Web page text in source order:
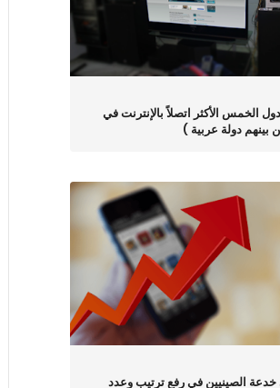
الخمس الأكثر اتصلاً بالإنترنت في
بينهم دولة عربية )
الصينيين في رفع ترتيب وعدد